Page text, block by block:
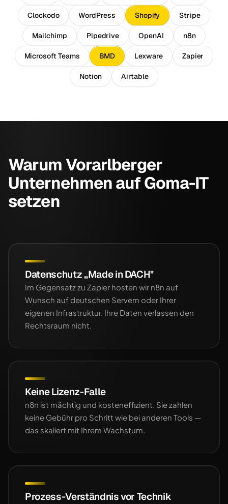
Clockodo WordPress Shopify Stripe
Mailchimp Pipedrive OpenAI n8n
Microsoft Teams BMD Lexware Zapier
Notion Airtable
Warum Vorarlberger
Unternehmen auf Goma-IT
setzen
Datenschutz „Made in DACH"
Im Gegensatz zu Zapier hosten wir n8n auf
Wunsch auf deutschen Servern oder Ihrer
eigenen Infrastruktur. Ihre Daten verlassen den
Rechtsraum nicht.
Keine Lizenz-Falle
n8n ist mächtig und kosteneffizient. Sie zahlen
keine Gebühr pro Schritt wie bei anderen Tools —
das skaliert mit Ihrem Wachstum.
Prozess-Verständnis vor Technik